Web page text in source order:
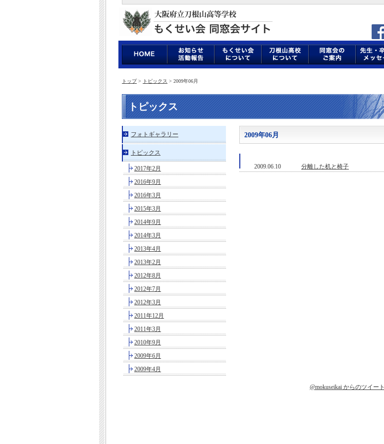
トップ> トピックス > 2009年06月
トピックス
フォトギャラリー
トピックス
2017年2月
2016年9月
2016年3月
2015年3月
2014年9月
2014年3月
2013年4月
2013年2月
2012年8月
2012年7月
2012年3月
2011年12月
2011年3月
2010年9月
2009年6月
2009年4月
2009年06月
2009.06.10 分離した机と椅子
@mokuseikai からのツイート